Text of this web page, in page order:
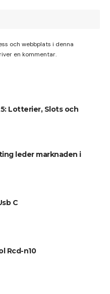
och webbplats i denna
en kommentar.
Lotterier, Slots och
leder marknaden i
C
Rcd-n10